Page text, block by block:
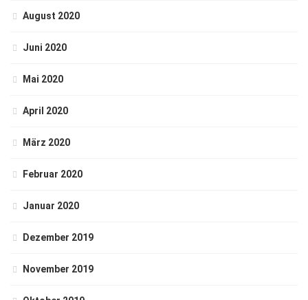
August 2020
Juni 2020
Mai 2020
April 2020
März 2020
Februar 2020
Januar 2020
Dezember 2019
November 2019